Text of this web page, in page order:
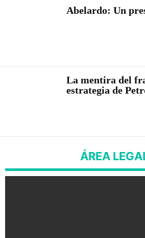
Abelardo: Un
La mentira del
estrategia de
ÁREA